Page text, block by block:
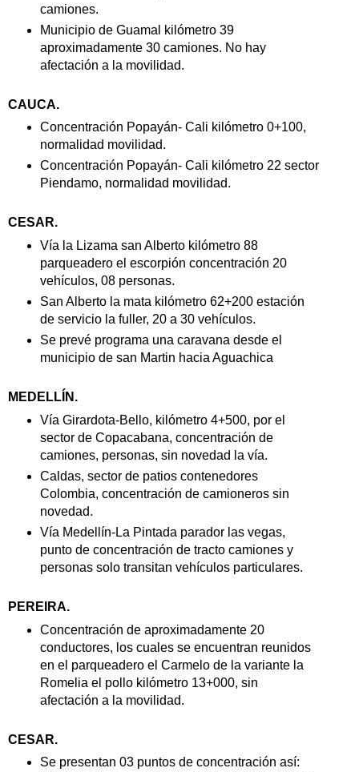
camiones.
Municipio de Guamal kilómetro 39
aproximadamente 30 camiones. No hay
afectación a la movilidad.
CAUCA.
Concentración Popayán- Cali kilómetro 0+100,
normalidad movilidad.
Concentración Popayán- Cali kilómetro 22 sector
Piendamo, normalidad movilidad.
CESAR.
Vía la Lizama san Alberto kilómetro 88
parqueadero el escorpión concentración 20
vehículos, 08 personas.
San Alberto la mata kilómetro 62+200 estación
de servicio la fuller, 20 a 30 vehículos.
Se prevé programa una caravana desde el
municipio de san Martin hacia Aguachica
MEDELLÍN.
Vía Girardota-Bello, kilómetro 4+500, por el
sector de Copacabana, concentración de
camiones, personas, sin novedad la vía.
Caldas, sector de patios contenedores
Colombia, concentración de camioneros sin
novedad.
Vía Medellín-La Pintada parador las vegas,
punto de concentración de tracto camiones y
personas solo transitan vehículos particulares.
PEREIRA.
Concentración de aproximadamente 20
conductores, los cuales se encuentran reunidos
en el parqueadero el Carmelo de la variante la
Romelia el pollo kilómetro 13+000, sin
afectación a la movilidad.
CESAR.
Se presentan 03 puntos de concentración así: